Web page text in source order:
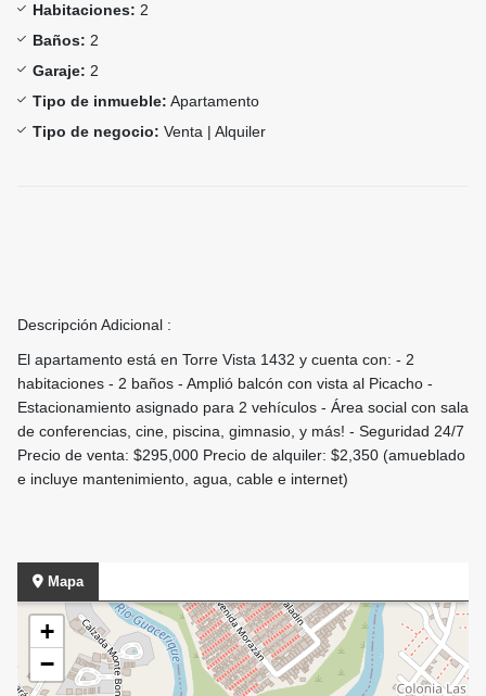
Habitaciones: 2
Baños: 2
Garaje: 2
Tipo de inmueble: Apartamento
Tipo de negocio: Venta | Alquiler
Descripción Adicional :
El apartamento está en Torre Vista 1432 y cuenta con: - 2
habitaciones - 2 baños - Amplió balcón con vista al Picacho -
Estacionamiento asignado para 2 vehículos - Área social con sala
de conferencias, cine, piscina, gimnasio, y más! - Seguridad 24/7
Precio de venta: $295,000 Precio de alquiler: $2,350 (amueblado
e incluye mantenimiento, agua, cable e internet)
Mapa
+
−